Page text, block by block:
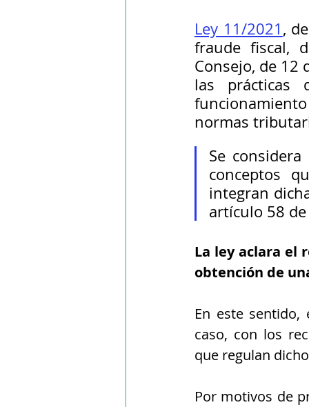
Ley 11/2021 ,
fraude fiscal,
Consejo, de 12
las prácticas
normas
Se
conceptos
integran
artículo 58
La ley aclara el
obtención de
En este
caso, con los
que regulan
Por motivos de